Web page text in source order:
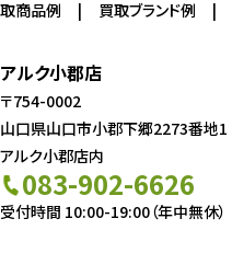
商品例 買取ブランド例
アルク小郡店
〒754-0002
山口県山口市小郡下郷2273番地1
アルク小郡店内
083-902-6626
受付時間 10:00-19:00（年中無休）